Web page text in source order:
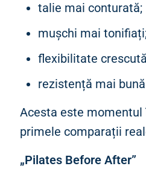
talie mai conturată;
mușchi mai
flexibilitate
rezistență mai
Acesta este momentul
primele comparații
„Pilates Before After”